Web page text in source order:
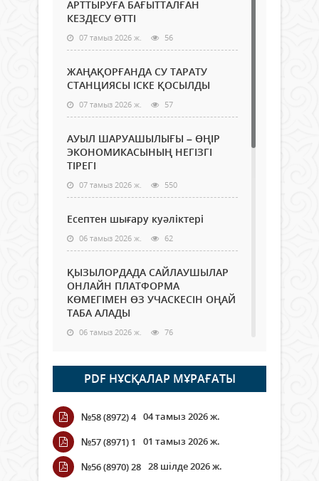
АРТТЫРУҒА БАҒЫТТАЛҒАН
КЕЗДЕСУ ӨТТІ
07 тамыз 2026 ж. 56
ЖАҢАҚОРҒАНДА СУ ТАРАТУ
СТАНЦИЯСЫ ІСКЕ ҚОСЫЛДЫ
07 тамыз 2026 ж. 57
АУЫЛ ШАРУАШЫЛЫҒЫ – ӨҢІР
ЭКОНОМИКАСЫНЫҢ НЕГІЗГІ
ТІРЕГІ
07 тамыз 2026 ж. 550
Есептен шығару куәліктері
06 тамыз 2026 ж. 62
ҚЫЗЫЛОРДАДА САЙЛАУШЫЛАР
ОНЛАЙН ПЛАТФОРМА
КӨМЕГІМЕН ӨЗ УЧАСКЕСІН ОҢАЙ
ТАБА АЛАДЫ
06 тамыз 2026 ж. 76
Open Air: Қызылорда облысы
полиция департаменті 20
мыңнан астам көрерменнің
қауіпсіздігін қамтамасыз етті
06 тамыз 2026 ж.
Wi-Fi ҚАБЫРҒА АРҚЫЛЫ ҚАЛАЙ
ӨТЕДІ?
PDF НҰСҚАЛАР МҰРАҒАТЫ
№58 (8972) 4 04 тамыз 2026 ж.
№57 (8971) 1
01 тамыз 2026 ж.
№56 (8970) 28 28 шілде 2026 ж.